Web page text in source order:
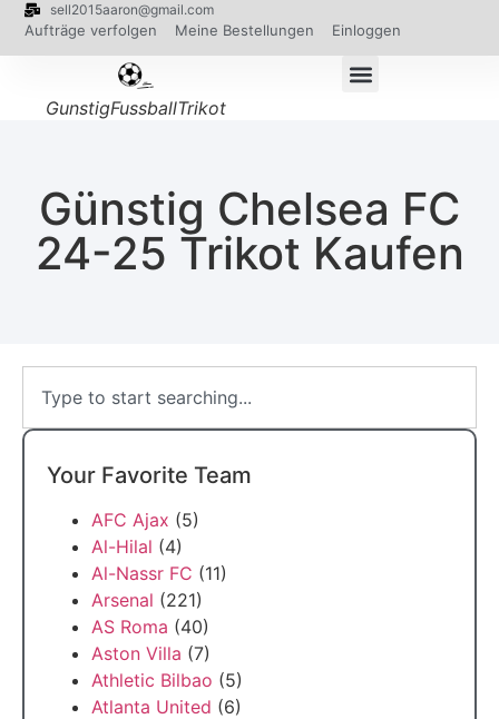
sell2015aaron@gmail.com
Aufträge verfolgen Meine Bestellungen Einloggen
GunstigFussballTrikot
Günstig Chelsea FC
24-25 Trikot Kaufen
Your Favorite Team
AFC Ajax (5)
Al-Hilal (4)
Al-Nassr FC (11)
Arsenal (221)
AS Roma (40)
Aston Villa (7)
Athletic Bilbao (5)
Atlanta United (6)